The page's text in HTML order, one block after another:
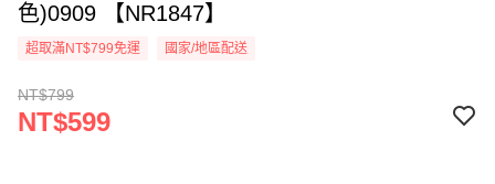
色)0909 【NR1847】
超取滿NT$799免運 國家/地區配送
NT$799
NT$599